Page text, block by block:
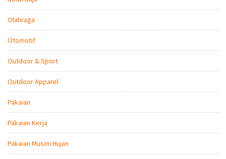
Olahraga
Otomotif
Outdoor & Sport
Outdoor Apparel
Pakaian
Pakaian Kerja
Pakaian Musim Hujan